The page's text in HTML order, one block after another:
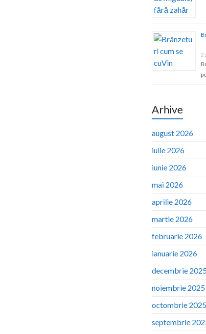
2
Arhive
august 2026
iulie 2026
iunie 2026
mai 2026
aprilie 2026
martie 2026
februarie 2026
ianuarie 2026
decembrie
noiembrie 2025
octombrie 2025
septembrie